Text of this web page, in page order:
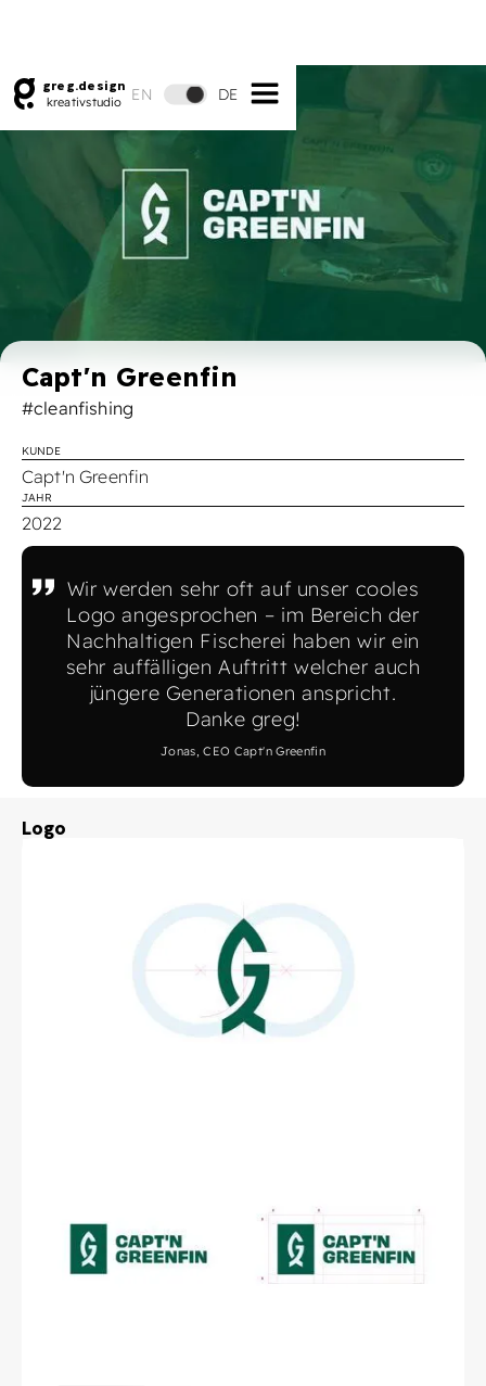
greg.design
kreativstudio
EN DE
Capt'n Greenfin
#cleanfishing
KUNDE
Capt'n Greenfin
JAHR
2022
Wir werden sehr oft auf unser cooles
Logo angesprochen – im Bereich der
Nachhaltigen Fischerei haben wir ein
sehr auffälligen Auftritt welcher auch
jüngere Generationen anspricht.
Danke greg!
Jonas, CEO Capt'n Greenfin
Logo